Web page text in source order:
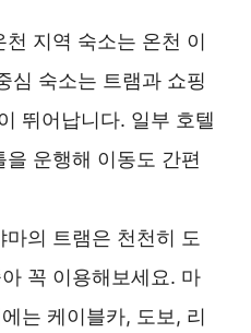
지역 숙소는 온천 이
심 숙소는 트램과 쇼핑
뛰어납니다. 일부 호텔
운행해 이동도 간편
마의 트램은 천천히 도
꼭 이용해보세요. 마
는 케이블카, 도보, 리